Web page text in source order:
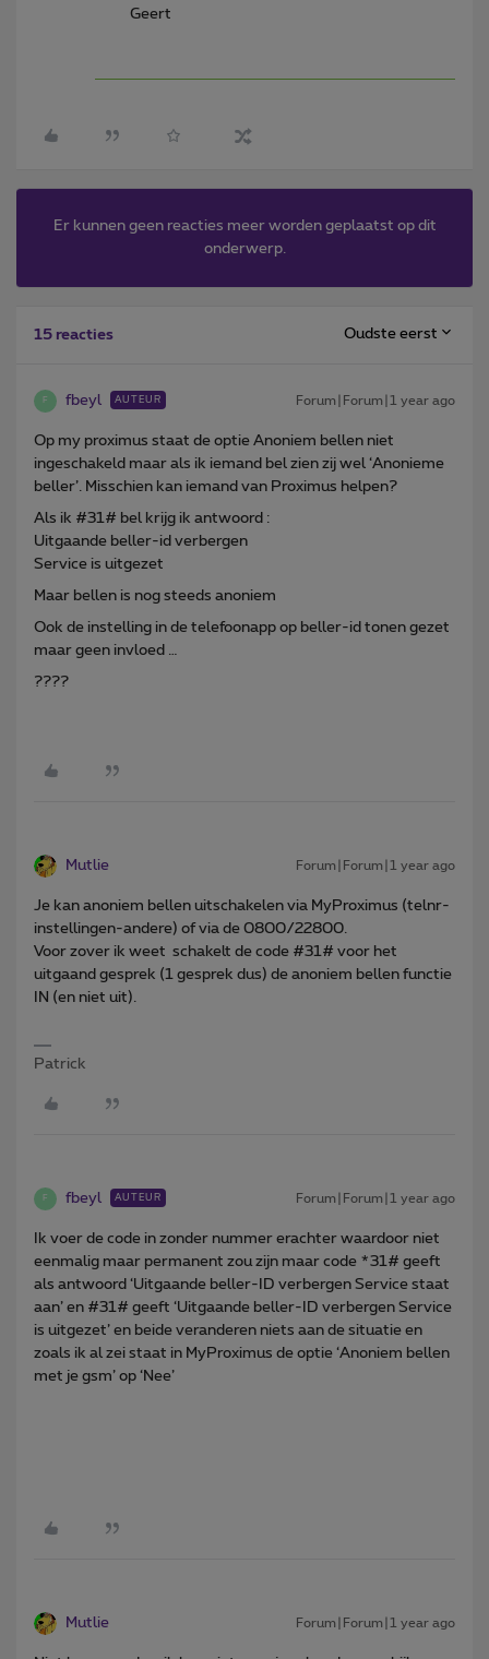
Geert
Er kunnen geen reacties meer worden geplaatst op dit
onderwerp.
15 reacties Oudste eerst
F fbeyl AUTEUR Forum|Forum|1 year ago
Op my proximus staat de optie Anoniem bellen niet
ingeschakeld maar als ik iemand bel zien zij wel ‘Anonieme
beller’. Misschien kan iemand van Proximus helpen?
Als ik #31# bel krijg ik antwoord :
Uitgaande beller-id verbergen
Service is uitgezet
Maar bellen is nog steeds anoniem
Ook de instelling in de telefoonapp op beller-id tonen gezet
maar geen invloed …
????
Mutlie Forum|Forum|1 year ago
Je kan anoniem bellen uitschakelen via MyProximus (telnr-
instellingen-andere) of via de 0800/22800.
Voor zover ik weet schakelt de code #31# voor het
uitgaand gesprek (1 gesprek dus) de anoniem bellen functie
IN (en niet uit).
Patrick
F fbeyl AUTEUR Forum|Forum|1 year ago
Ik voer de code in zonder nummer erachter waardoor niet
eenmalig maar permanent zou zijn maar code *31# geeft
als antwoord ‘Uitgaande beller-ID verbergen Service staat
aan’ en #31# geeft ‘Uitgaande beller-ID verbergen Service
is uitgezet’ en beide veranderen niets aan de situatie en
zoals ik al zei staat in MyProximus de optie ‘Anoniem bellen
met je gsm’ op ‘Nee’
Mutlie Forum|Forum|1 year ago